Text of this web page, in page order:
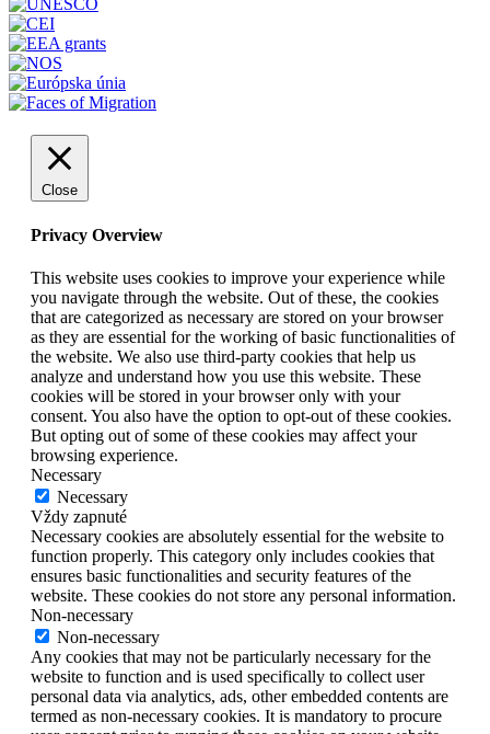
Close
Privacy Overview
This website uses cookies to improve your experience while
you navigate through the website. Out of these, the cookies
that are categorized as necessary are stored on your browser
as they are essential for the working of basic functionalities of
the website. We also use third-party cookies that help us
analyze and understand how you use this website. These
cookies will be stored in your browser only with your
consent. You also have the option to opt-out of these cookies.
But opting out of some of these cookies may affect your
browsing experience.
Necessary
Necessary
Vždy zapnuté
Necessary cookies are absolutely essential for the website to
function properly. This category only includes cookies that
ensures basic functionalities and security features of the
website. These cookies do not store any personal information.
Non-necessary
Non-necessary
Any cookies that may not be particularly necessary for the
website to function and is used specifically to collect user
personal data via analytics, ads, other embedded contents are
termed as non-necessary cookies. It is mandatory to procure